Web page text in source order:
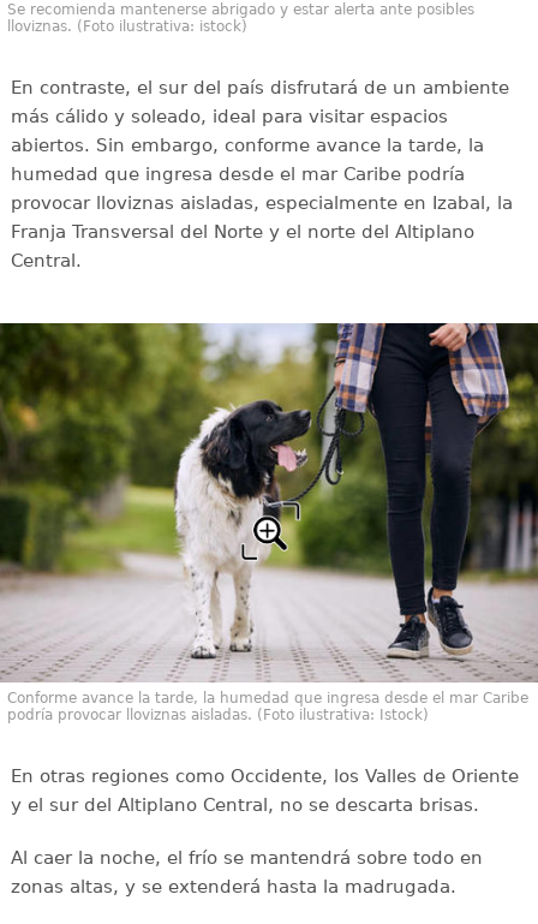
Se recomienda mantenerse abrigado y estar alerta ante posibles
lloviznas. (Foto ilustrativa: istock)
En contraste, el sur del país disfrutará de un ambiente
más cálido y soleado, ideal para visitar espacios
abiertos. Sin embargo, conforme avance la tarde, la
humedad que ingresa desde el mar Caribe podría
provocar lloviznas aisladas, especialmente en Izabal, la
Franja Transversal del Norte y el norte del Altiplano
Central.
Conforme avance la tarde, la humedad que ingresa desde el mar Caribe
podría provocar lloviznas aisladas. (Foto ilustrativa: Istock)
En otras regiones como Occidente, los Valles de Oriente
y el sur del Altiplano Central, no se descarta brisas.
Al caer la noche, el frío se mantendrá sobre todo en
zonas altas, y se extenderá hasta la madrugada.